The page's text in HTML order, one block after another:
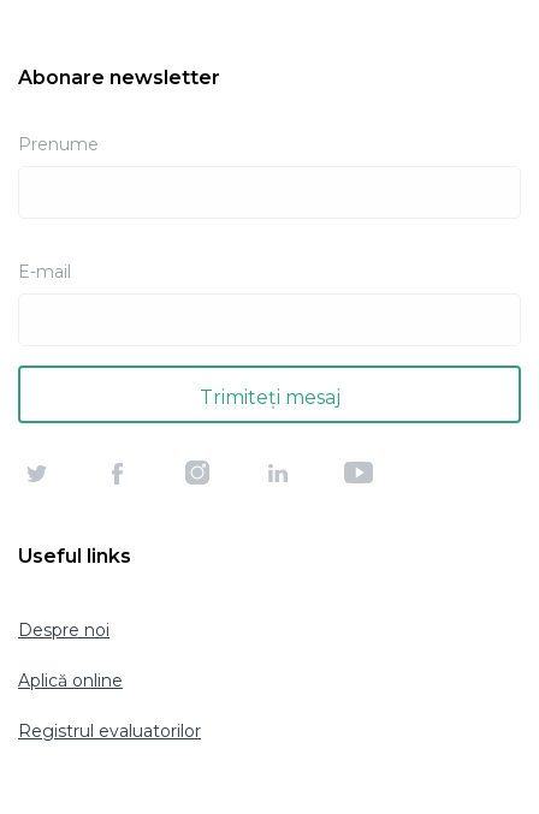
Abonare newsletter
Prenume
E-mail
Useful links
Despre noi
Aplică online
Registrul evaluatorilor